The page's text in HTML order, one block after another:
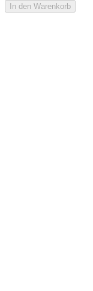
In den Warenkorb